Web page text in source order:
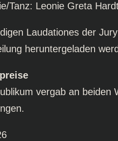
Tanz: Leonie Greta
Laudationes der
heruntergeladen
vergab an beiden